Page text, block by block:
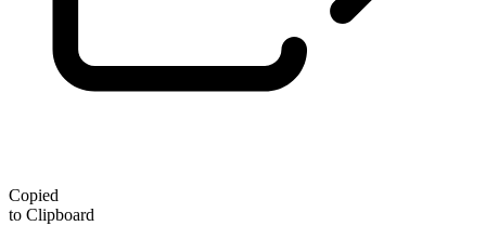
Copied
to Clipboard